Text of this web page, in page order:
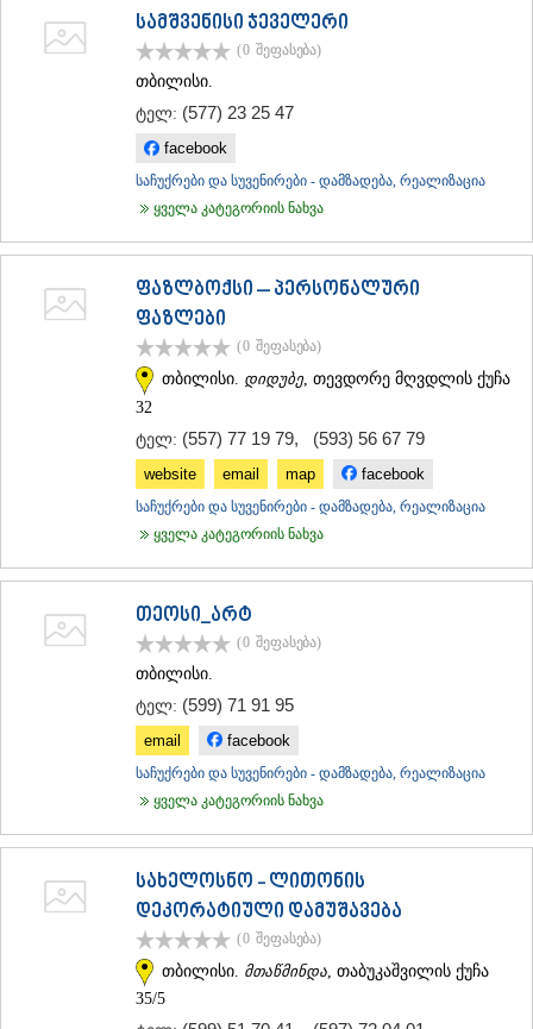
სამშვენისი ჯეველერი
(0 შეფასება)
თბილისი.
ტელ: (577) 23 25 47
facebook
საჩუქრები და სუვენირები - დამზადება, რეალიზაცია
ყველა კატეგორიის ნახვა
ფაზლბოქსი – პერსონალური
ფაზლები
(0 შეფასება)
თბილისი. დიდუბე , თევდორე მღვდლის ქუჩა
32
ტელ: (557) 77 19 79, (593) 56 67 79
website email map facebook
საჩუქრები და სუვენირები - დამზადება, რეალიზაცია
ყველა კატეგორიის ნახვა
თეოსი_არტ
(0 შეფასება)
თბილისი.
ტელ: (599) 71 91 95
email facebook
საჩუქრები და სუვენირები - დამზადება, რეალიზაცია
ყველა კატეგორიის ნახვა
სახელოსნო - ლითონის
დეკორატიული დამუშავება
(0 შეფასება)
თბილისი. მთაწმინდა , თაბუკაშვილის ქუჩა
35/5